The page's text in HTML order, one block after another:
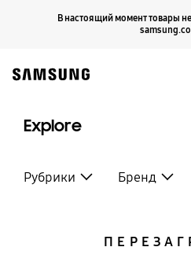
В настоящий момент товары
Explore
Рубрики Бренд